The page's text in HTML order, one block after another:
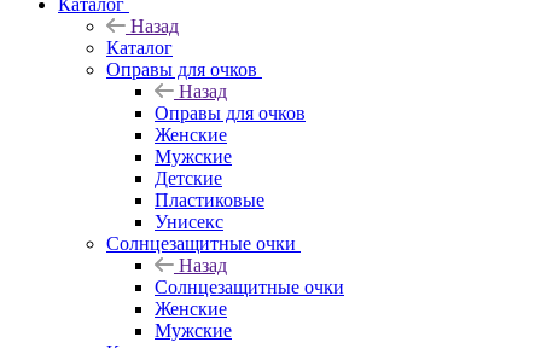
Каталог
Назад
Каталог
Оправы для очков
Назад
Оправы для очков
Женские
Мужские
Детские
Пластиковые
Унисекс
Солнцезащитные очки
Назад
Солнцезащитные очки
Женские
Мужские